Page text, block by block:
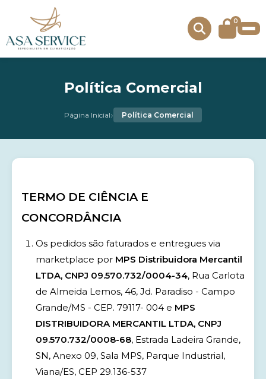
0
Política Comercial
Página Inicial› Política Comercial
TERMO DE CIÊNCIA E
CONCORDÂNCIA
Os pedidos são faturados e entregues via
marketplace por MPS Distribuidora Mercantil
LTDA, CNPJ 09.570.732/0004-34, Rua Carlota
de Almeida Lemos, 46, Jd. Paradiso - Campo
Grande/MS - CEP. 79117- 004 e MPS
DISTRIBUIDORA MERCANTIL LTDA, CNPJ
09.570.732/0008-68, Estrada Ladeira Grande,
SN, Anexo 09, Sala MPS, Parque Industrial,
Viana/ES, CEP 29.136-537